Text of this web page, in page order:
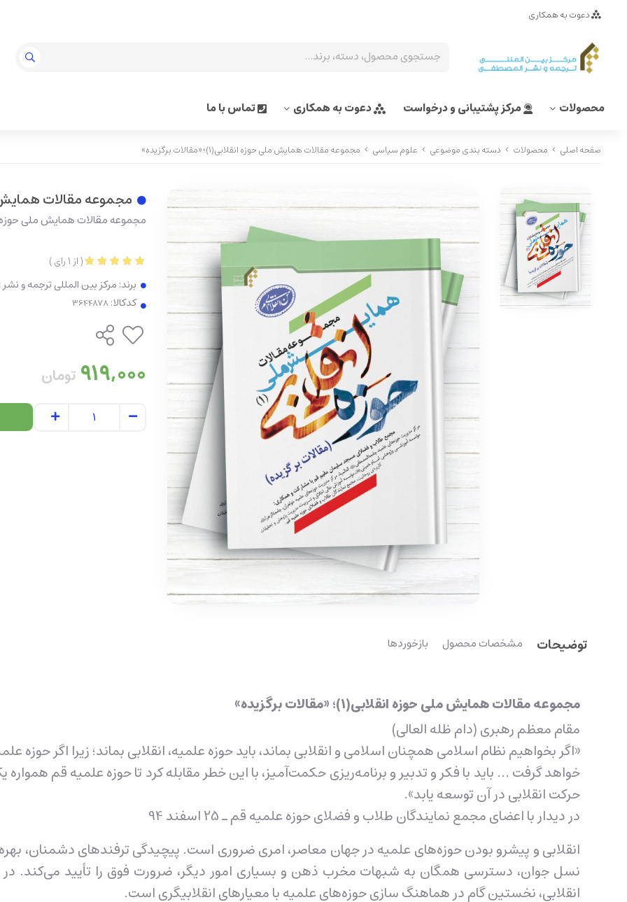
دعوت به همکاری
محصولات مرکز پشتیبانی و درخواست دعوت به همکاری تماس با ما
صفحه اصلی محصولات دسته بندی موضوعی علوم سیاسی مجموعه مقالات همایش ملی حوزه انقلابی(1)؛ «مقالات برگزیده»
مجموعه مقالات همایش ملی حوزه
مجموعه مقالات همایش ملی حوزه انقلابی(1)؛
(از 1رای)
برند: مرکز بین المللی ترجمه و
کدکالا:
919,000 تومان
توضیحات مشخصات محصول بازخوردها
مجموعه مقالات همایش ملی حوزه انقلابی(1)؛ «مقالات برگزیده»
مقام معظم رهبری (دام ظله العالی)
«اگر بخواهیم نظام اسلامی همچنان اسلامی و انقلابی بماند، باید حوزه علمیه، انقلابی بماند؛ زیرا اگر حوزه
خواهد گرفت ... باید با فکر و تدبیر و برنامه‌ریزی حکمت‌آمیز، با این خطر مقابله کرد تا حوزه علمیه قم همواره
حرکت انقلابی در آن توسعه یابد».
در دیدار با اعضای مجمع نمایندگان طلاب و فضلای حوزه علمیه قم ـ 25 اسفند 94
انقلابی و پیشرو بودن حوزه‌های علمیه در جهان معاصر، امری ضروری است. پیچیدگی ترفند‌های دشمنان،
نسل جوان، دسترسی همگان به شبهات مخرب ذهن و بسیاری امور دیگر، ضرورت فوق را تأیید می‌کند. در
انقلابی، نخستین گام در هماهنگ سازی حوزه‌های علمیه با معیارهای انقلابیگری است.